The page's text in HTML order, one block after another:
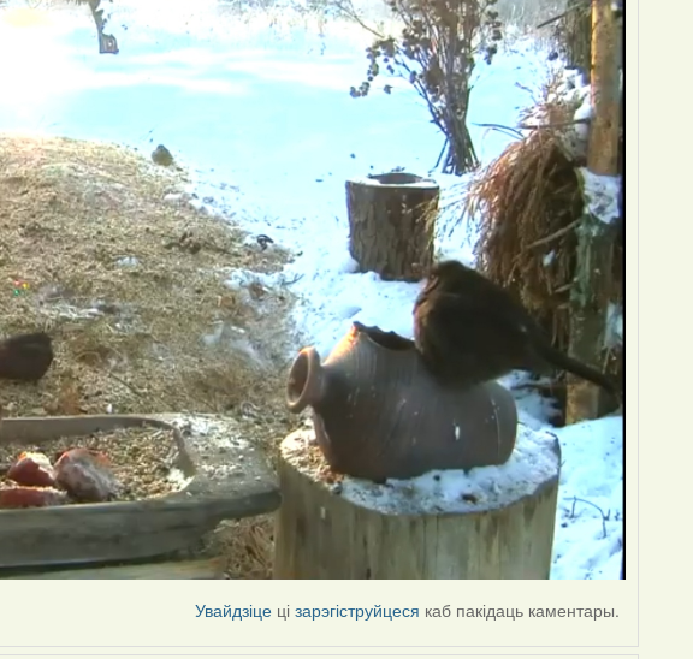
Увайдзіце цізарэгіструйцеся каб пакідаць каментары.